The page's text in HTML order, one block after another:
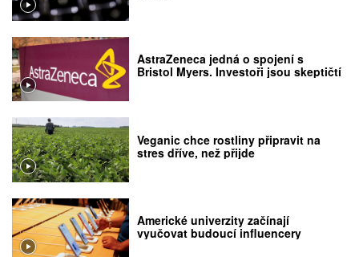
AstraZeneca jedná o spojení s
Bristol Myers. Investoři jsou skeptičtí
Veganic chce rostliny připravit na
stres dříve, než přijde
Americké univerzity začínají
vyučovat budoucí influencery